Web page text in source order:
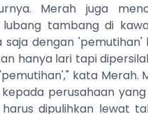
Merah juga
tambang di
dengan
hanya lari tapi
kata Merah.
perusahaan
dipulihkan lewat